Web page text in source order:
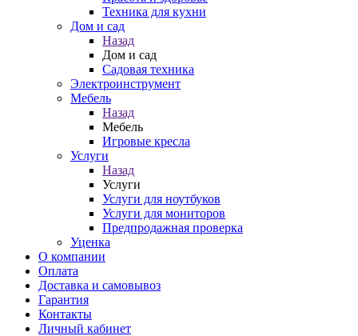
Техника для кухни
Дом и сад
Назад
Дом и сад
Садовая техника
Электроинструмент
Мебель
Назад
Мебель
Игровые кресла
Услуги
Назад
Услуги
Услуги для ноутбуков
Услуги для мониторов
Предпродажная проверка
Уценка
О компании
Оплата
Доставка и самовывоз
Гарантия
Контакты
Личный кабинет